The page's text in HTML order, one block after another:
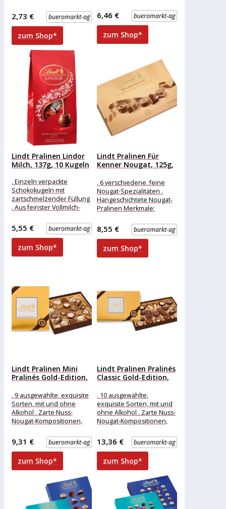
als kleine Geste Merkmale:
Eigenschaft: ohne Alkohol
bueromarkt-ag
2,73 €
zum Shop*
Verpackung: einzeln
verpackt Eigenschaft: ohne
Alkohol weitere
bueromarkt-ag
6,46 €
zum Shop*
Lindt Pralinen Lindor
Milch, 137g, 10 Kugeln
. Einzeln verpackte
Schokokugeln mit
zartschmelzender Füllung
. Aus feinster Vollmilch-
Verpackung: einzeln
verpackt Eigenschaft: ohne
Alkohol weitere
Produktinformationen:
bueromarkt-ag
5,55 €
zum Shop*
Lindt Pralinen Für
Kenner Nougat, 125g,
. 6 verschiedene, feine
Nougat-Spezialitäten .
Hangeschichtete Nougat-
Pralinen Merkmale:
Ausführung: Geschenk
weitere
Produktinformationen:
Inhalt: 125g, Sorten: Nuss-
Becherli
bueromarkt-ag
8,55 €
zum Shop*
Lindt Pralinen Mini
Pralinés Gold-Edition,
. 9 ausgewählte, exquisite
Sorten, mit und ohne
Alkohol . Zarte Nuss-
Nougat-Kompositionen,
Marzipanspezialitäten .
Hergestellt aus bestem
bueromarkt-ag
9,31 €
zum Shop*
Lindt Pralinen Pralinés
Classic Gold-Edition,
. 10 ausgewählte,
exquisite Sorten, mit und
ohne Alkohol . Zarte Nuss-
Nougat-Kompositionen,
Marzipanspezialitäten .
Hergestellt aus bestem
bueromarkt-ag
13,36 €
zum Shop*